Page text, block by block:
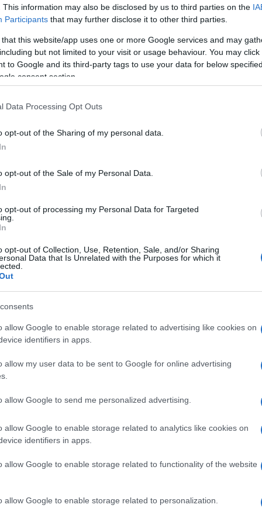
This information may also be disclosed by us to third parties on the
Participants that may further disclose it to other third parties.
that this website/app uses one or more Google services and may
but not limited to your visit or usage behaviour. You may
to Google and its third-party tags to use your data for below
consent section.
Data Processing Opt Outs
opt-out of the Sharing of my personal data.
opt-out of the Sale of my Personal Data.
opt-out of processing my Personal Data for Targeted
opt-out of Collection, Use, Retention, Sale, and/or Sharing
Data that Is Unrelated with the Purposes for which it
allow Google to enable storage related to advertising like cookies on
identifiers in apps.
allow my user data to be sent to Google for online advertising
allow Google to send me personalized advertising.
allow Google to enable storage related to analytics like cookies on
identifiers in apps.
allow Google to enable storage related to functionality of the website
allow Google to enable storage related to personalization.
totale dei miliardari nel 2024 ha raggiunto
trend di crescita significativo. La startup di
già raggiunto un valore di circa 50 miliardi,
più preziosa al mondo, con una valutazione di
di Amazon, il cui patrimonio è aumentato di
Mark Zuckerberg, con Facebook, segue a ruota,
miliardi. Questi dati dimostrano come il settore
come quello del lusso, stanno affrontando
anche Larry Ellison di Oracle, Larry Page e
ognuno con patrimoni che superano i 100
gli italiani, Giovanni Ferrero si posiziona al 46°